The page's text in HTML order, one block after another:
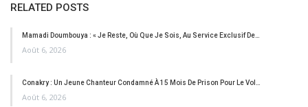
RELATED POSTS
Mamadi Doumbouya : « Je Reste, Où Que Je Sois, Au Service Exclusif De…
Août 6, 2026
Conakry : Un Jeune Chanteur Condamné À 15 Mois De Prison Pour Le Vol…
Août 6, 2026